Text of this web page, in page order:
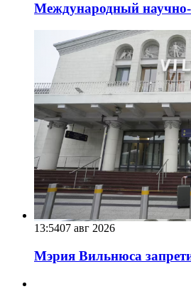
Международный научно-
13:5407 авг 2026
Мэрия Вильнюса